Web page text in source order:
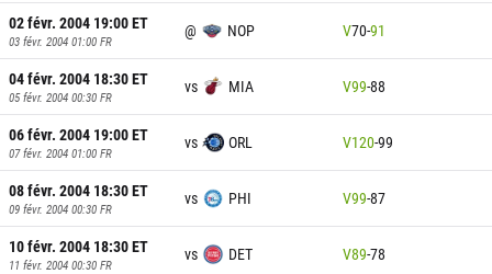
02 févr. 2004 19:00ET
03 févr. 2004 01:00 FR
@ NOP V70-91
04 févr. 2004 18:30ET
05 févr. 2004 00:30 FR
vs MIA V99-88
06 févr. 2004 19:00ET
07 févr. 2004 01:00 FR
vs ORL V120-99
08 févr. 2004 18:30ET
09 févr. 2004 00:30 FR
vs PHI V99-87
10 févr. 2004 18:30ET
11 févr. 2004 00:30 FR
vs DET V89-78